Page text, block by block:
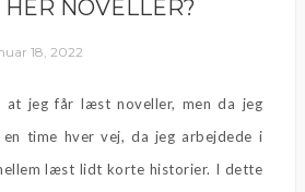
NOVELLER?
18, 2022
jeg får læst noveller, men da jeg
time hver vej, da jeg arbejdede i
læst lidt korte historier. I dette